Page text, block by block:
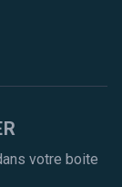
votre boite